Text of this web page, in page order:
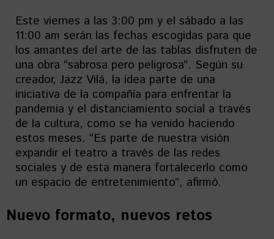
Este viernes a las 3:00 pm y el sábado a las
11:00 am serán las fechas escogidas para que
los amantes del arte de las tablas disfruten de
una obra “sabrosa pero peligrosa”. Según su
creador, Jazz Vilá, la idea parte de una
iniciativa de la compañía para enfrentar la
pandemia y el distanciamiento social a través
de la cultura, como se ha venido haciendo
estos meses. “Es parte de nuestra visión
expandir el teatro a través de las redes
sociales y de esta manera fortalecerlo como
un espacio de entretenimiento”, afirmó.
Nuevo formato, nuevos retos